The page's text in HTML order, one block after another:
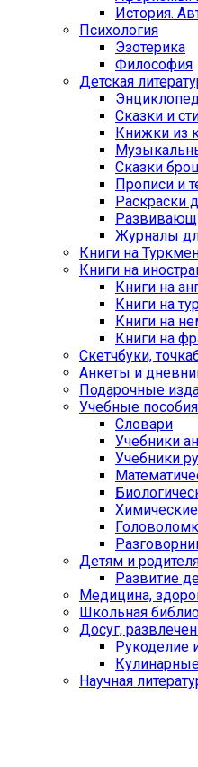
История.
Психология
Эзотерика
Философия
Детская
Сказки и
Книжки из
Сказки
Прописи и
Раскраски
Журналы
Книги на
Книги на
Книги на
Книги на
Книги на
Книги на
Cкетчбуки,
Анкеты и
Подарочные
Учебные пособия
Словари
Учебники
Учебники
Детям и
Развитие
Медицина,
Школьная
Досуг,
Рукоделие
Научная